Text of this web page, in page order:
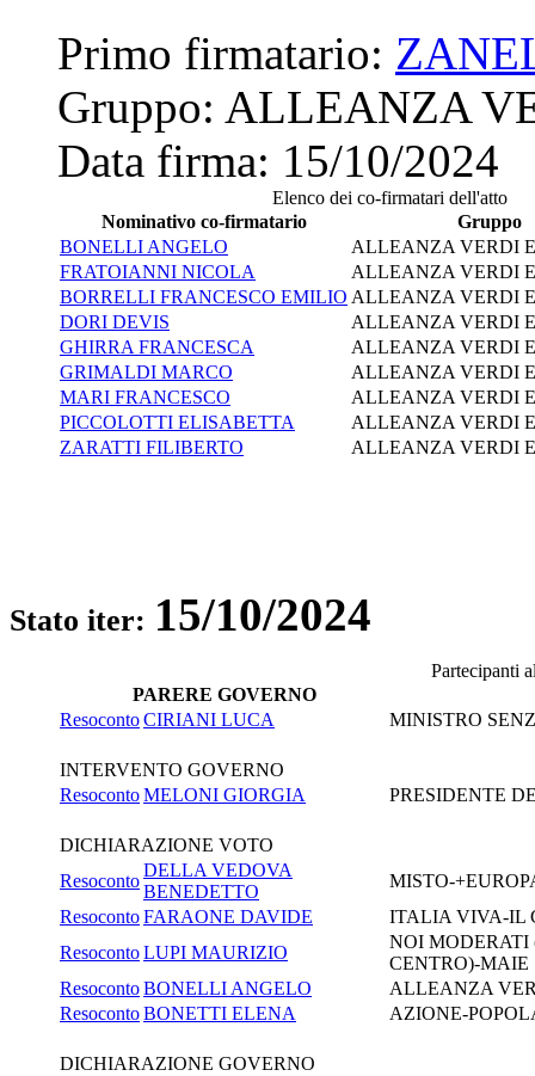
Primo firmatario:
Gruppo: ALLEANZA
Data firma: 15/10/2024
Elenco dei co-firmatari dell'atto
Nominativo co-firmatario
Gruppo
BONELLI ANGELO
ALLEANZA VERDI
FRATOIANNI NICOLA
ALLEANZA VERDI
BORRELLI FRANCESCO EMILIO ALLEANZA VERDI
DORI DEVIS
ALLEANZA VERDI
GHIRRA FRANCESCA
ALLEANZA VERDI
GRIMALDI MARCO
ALLEANZA VERDI
MARI FRANCESCO
ALLEANZA VERDI
PICCOLOTTI ELISABETTA
ALLEANZA VERDI
ZARATTI FILIBERTO
ALLEANZA VERDI
Stato iter: 15/10/2024
Partecipanti
PARERE GOVERNO
ResocontoCIRIANI LUCA MINISTRO
INTERVENTO GOVERNO
ResocontoMELONI GIORGIA PRESIDENTE
DICHIARAZIONE VOTO
Resoconto
DELLA VEDOVA
BENEDETTO
MISTO-
ResocontoFARAONE DAVIDE
ITALIA VIVA-IL
ResocontoLUPI MAURIZIO
NOI
CENTRO)-MAIE
ResocontoBONELLI ANGELO
ALLEANZA
ResocontoBONETTI ELENA AZIONE-
DICHIARAZIONE GOVERNO